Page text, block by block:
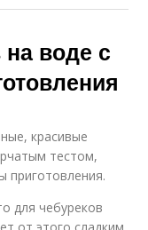
воде с
красивые
тестом,
приготовления.
для чебуреков
от этого сладким,